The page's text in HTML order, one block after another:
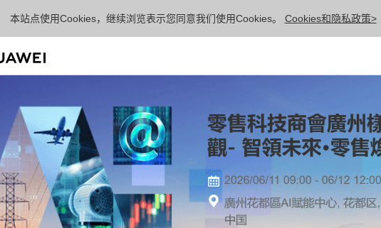
本站点使用Cookies，继续浏览表示您同意我们使用Cookies。 Cookies和隐私政策>